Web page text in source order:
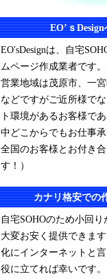
EO’ｓ
EO'sDesignは、自宅
ムページ作成業者です
営業地域は茂原市、一
などですがご近所様で
ト環境があるお客様で
中どこからでもお仕事
全国のお客様とお付き
す！）
カナリ格安での
自宅SOHOのため小回
大変お安く提供できま
化にインターネットと
役に立てれば幸いです